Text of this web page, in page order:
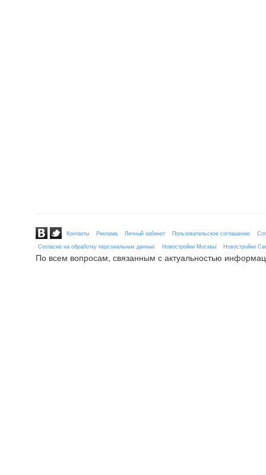
Контакты Реклама Личный кабинет Пользовательское соглашение
Согласие на обработку персональных данных
Новостройки Москвы Новостройки
По всем вопросам, связанным с актуальностью